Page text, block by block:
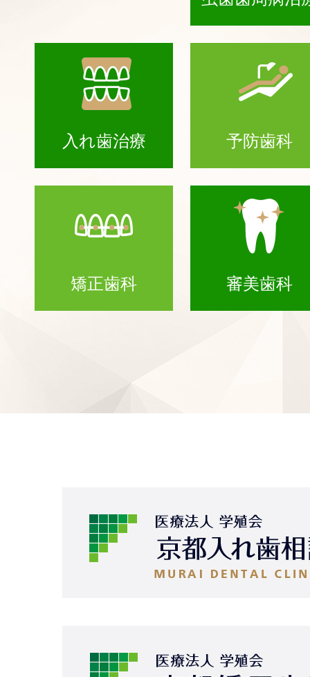
入れ歯治療 予防歯科
矯正歯科 審美歯科